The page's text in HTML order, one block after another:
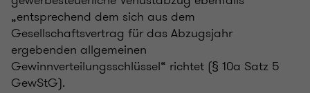
„entsprechend dem sich aus dem
Gesellschaftsvertrag für das Abzugsjahr
ergebenden allgemeinen
Gewinnverteilungsschlüssel“ richtet (§ 10a Satz 5
GewStG).